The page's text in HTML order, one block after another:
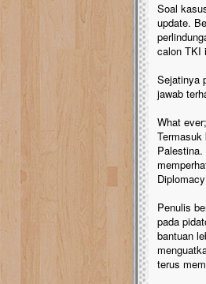
Soal
update.
calon TKI
Sejatinya
jawab
What
Termasuk
Penulis
pada
bantuan
terus